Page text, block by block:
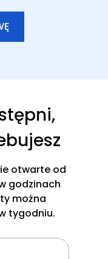
otwarte od
godzinach
można
tygodniu.